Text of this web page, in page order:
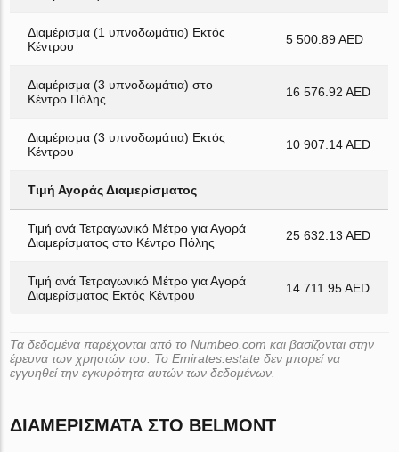
Διαμέρισμα (1 υπνοδωμάτιο) Εκτός
Κέντρου
5 500.89 AED
Διαμέρισμα (3 υπνοδωμάτια) στο
Κέντρο Πόλης
16 576.92 AED
Διαμέρισμα (3 υπνοδωμάτια) Εκτός
Κέντρου
10 907.14 AED
Τιμή Αγοράς Διαμερίσματος
Τιμή ανά Τετραγωνικό Μέτρο για Αγορά
Διαμερίσματος στο Κέντρο Πόλης
25 632.13 AED
Τιμή ανά Τετραγωνικό Μέτρο για Αγορά
Διαμερίσματος Εκτός Κέντρου
14 711.95 AED
Τα δεδομένα παρέχονται από το Numbeo.com και βασίζονται στην
έρευνα των χρηστών του. Το Emirates.estate δεν μπορεί να
εγγυηθεί την εγκυρότητα αυτών των δεδομένων.
ΔΙΑΜΕΡΊΣΜΑΤΑ ΣΤΟ BELMONT